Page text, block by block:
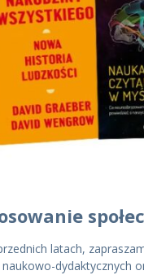
latach,
dydaktycznych